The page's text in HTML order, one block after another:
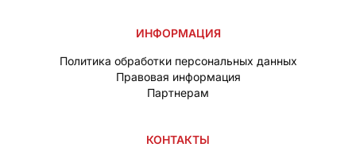
ИНФОРМАЦИЯ
Политика обработки персональных данных
Правовая информация
Партнерам
КОНТАКТЫ